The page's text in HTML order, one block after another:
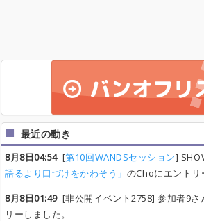
最近の動き
8月8日04:54[第10回WANDSセッション]
語るより口づけをかわそう」 のChoにエントリ
8月8日01:49[非公開イベント2758] 参加者9さ
リーしました。